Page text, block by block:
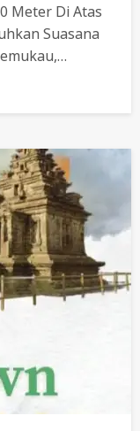
Meter Di Atas
Suasana